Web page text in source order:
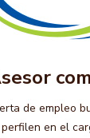
de empleo
en el